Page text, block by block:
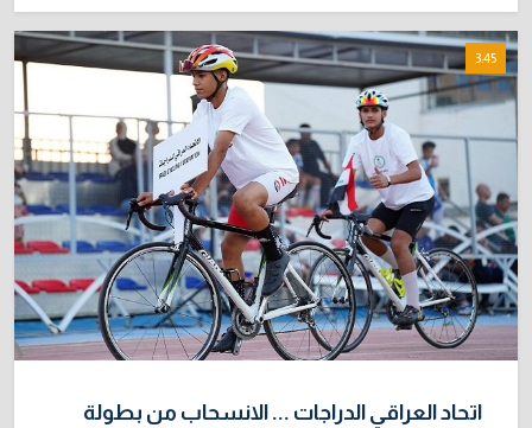
3:45
اتحاد العراقي الدراجات ... الانسحاب من بطولة